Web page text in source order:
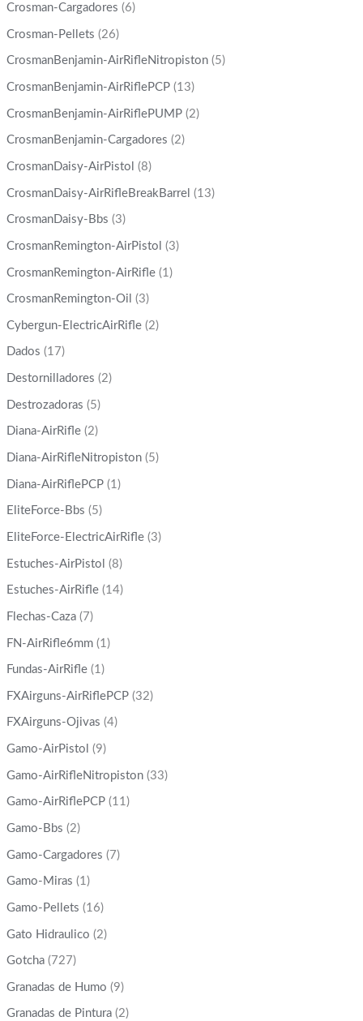
Crosman-Cargadores (6)
Crosman-Pellets (26)
CrosmanBenjamin-AirRifleNitropiston (5)
CrosmanBenjamin-AirRiflePCP (13)
CrosmanBenjamin-AirRiflePUMP (2)
CrosmanBenjamin-Cargadores (2)
CrosmanDaisy-AirPistol (8)
CrosmanDaisy-AirRifleBreakBarrel (13)
CrosmanDaisy-Bbs (3)
CrosmanRemington-AirPistol (3)
CrosmanRemington-AirRifle (1)
CrosmanRemington-Oil (3)
Cybergun-ElectricAirRifle (2)
Dados (17)
Destornilladores (2)
Destrozadoras (5)
Diana-AirRifle (2)
Diana-AirRifleNitropiston (5)
Diana-AirRiflePCP (1)
EliteForce-Bbs (5)
EliteForce-ElectricAirRifle (3)
Estuches-AirPistol (8)
Estuches-AirRifle (14)
Flechas-Caza (7)
FN-AirRifle6mm (1)
Fundas-AirRifle (1)
FXAirguns-AirRiflePCP (32)
FXAirguns-Ojivas (4)
Gamo-AirPistol (9)
Gamo-AirRifleNitropiston (33)
Gamo-AirRiflePCP (11)
Gamo-Bbs (2)
Gamo-Cargadores (7)
Gamo-Miras (1)
Gamo-Pellets (16)
Gato Hidraulico (2)
Gotcha (727)
Granadas de Humo (9)
Granadas de Pintura (2)